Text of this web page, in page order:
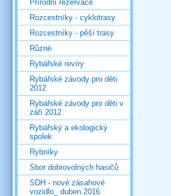
Přírodní rezervace
Rozcestníky - cyklotrasy
Rozcestníky - pěší trasy
Různé
Rybářské revíry
Rybářské závody pro děti
2012
Rybářské závody pro děti v
září 2012
Rybářský a ekologický
spolek
Rybníky
Sbor dobrovolných hasičů
SDH - nové zásahové
vozidlo_ duben 2016